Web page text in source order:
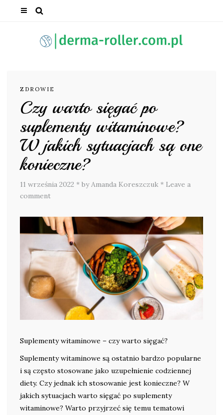
ZDROWIE
Czy warto sięgać po
suplementy witaminowe?
W jakich sytuacjach są one
konieczne?
11 września 2022 * by Amanda Koreszczuk * Leave a
comment
Suplementy witaminowe – czy warto sięgać?
Suplementy witaminowe są ostatnio bardzo popularne
i są często stosowane jako uzupełnienie codziennej
diety. Czy jednak ich stosowanie jest konieczne? W
jakich sytuacjach warto sięgać po suplementy
witaminowe? Warto przyjrzeć się temu tematowi